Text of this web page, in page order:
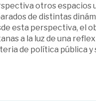
otros espacios
de distintas
esta perspectiva, el
a la luz de una
de política pública